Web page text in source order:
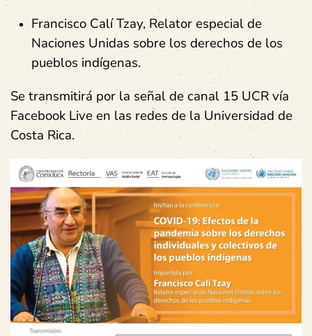
Francisco Calí Tzay, Relator especial de
Naciones Unidas sobre los derechos de los
pueblos indígenas.
Se transmitirá por la señal de canal 15 UCR vía
Facebook Live en las redes de la Universidad de
Costa Rica.